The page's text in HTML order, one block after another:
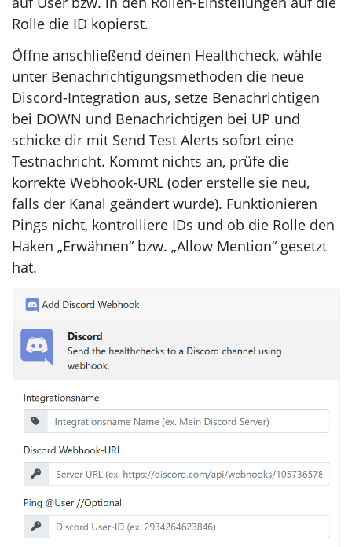
Rolle die ID kopierst.
Öffne anschließend deinen Healthcheck, wähle
unter Benachrichtigungsmethoden die neue
Discord-Integration aus, setze Benachrichtigen
bei DOWN und Benachrichtigen bei UP und
schicke dir mit Send Test Alerts sofort eine
Testnachricht. Kommt nichts an, prüfe die
korrekte Webhook-URL (oder erstelle sie neu,
falls der Kanal geändert wurde). Funktionieren
Pings nicht, kontrolliere IDs und ob die Rolle den
Haken „Erwähnen“ bzw. „Allow Mention“ gesetzt
hat.